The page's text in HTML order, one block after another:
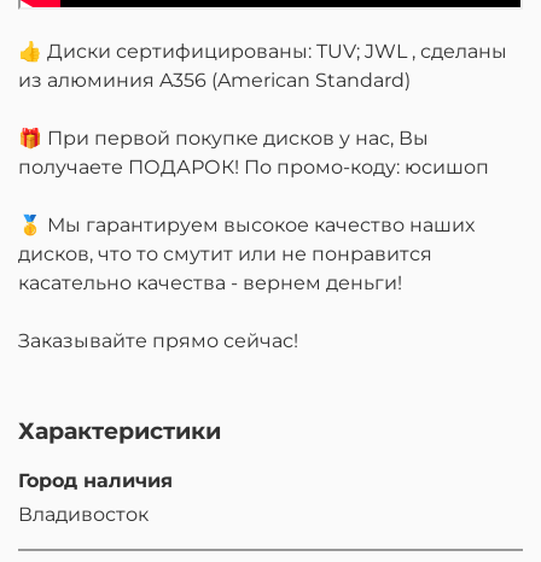
👍 Диски сертифицированы: TUV; JWL , сделаны
из алюминия A356 (American Standard)
🎁 При первой покупке дисков у нас, Вы
получаете ПОДАРОК! По промо-коду: юсишоп
🥇 Мы гарантируем высокое качество наших
дисков, что то смутит или не понравится
касательно качества - вернем деньги!
Заказывайте прямо сейчас!
Характеристики
Город наличия
Владивосток